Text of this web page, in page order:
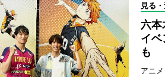
見る
六本
イ
も
アニ